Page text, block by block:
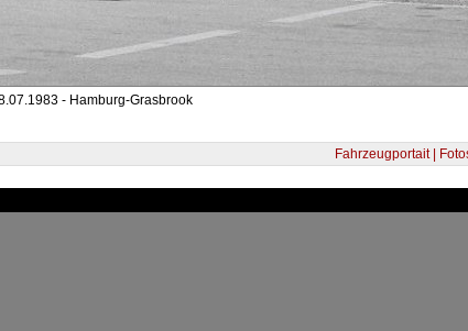
- Hamburg-Grasbrook
Fahrzeugportait |